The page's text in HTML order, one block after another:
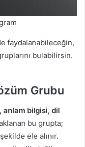
faydalanabileceğin,
bulabilirsin.
Grubu
anlam bilgisi, dil
bu grupta;
ele alınır.